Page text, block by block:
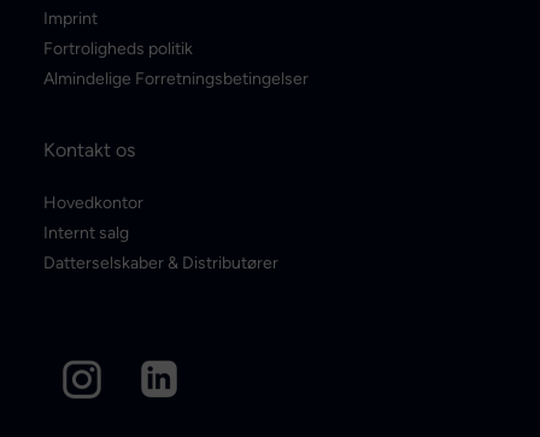
Imprint
Fortroligheds politik
Almindelige Forretningsbetingelser
Kontakt os
Hovedkontor
Internt salg
Datterselskaber & Distributører